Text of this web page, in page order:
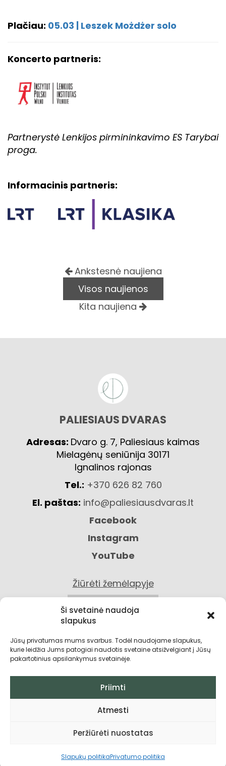
Ši svetainė naudoja
slapukus
Jūsų privatumas mums svarbus. Todėl naudojame slapukus,
kurie leidžia Jums patogiai naudotis svetaine atsižvelgiant į Jūsų
pakartotinius apsilankymus svetainėje.
Priimti
Atmesti
Peržiūrėti nuostatas
Slapukų politikaPrivatumo politika
Plačiau: 05.03 | Leszek Możdżer solo
Koncerto partneris:
Partnerystė Lenkijos pirmininkavimo ES Tarybai
proga.
Informacinis partneris:
Ankstesnė naujiena
Visos naujienos
Kita naujiena
PALIESIAUS DVARAS
Adresas: Dvaro g. 7, Paliesiaus kaimas
Mielagėnų seniūnija 30171
Ignalinos rajonas
Tel.: +370 626 82 760
El. paštas: info@paliesiausdvaras.lt
Facebook
Instagram
YouTube
Žiūrėti žemėlapyje
KONTAKTAI
Privatumo politika
Pirkimo taisyklės ir sąlygos
Visos teisės saugomos © 2026